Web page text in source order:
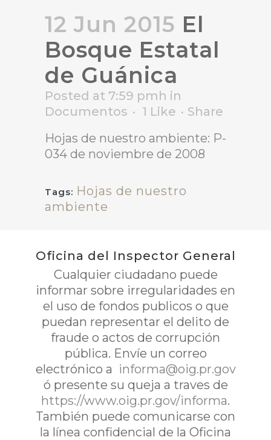
12 Jun 2015 El
Bosque Estatal
de Guánica
Posted at 7:59 pmh in
Documentos
1 Like
Share
Hojas de nuestro ambiente: P-
034 de noviembre de 2008
Tags: Hojas de nuestro
ambiente
Oficina del Inspector General
Cualquier ciudadano puede
informar sobre irregularidades en
el uso de fondos publicos o que
puedan representar el delito de
fraude o actos de corrupción
pública. Envíe un correo
electrónico a informa@oig.pr.gov
ó presente su queja a traves de
https://www.oig.pr.gov/informa.
También puede comunicarse con
la línea confidencial de la Oficina